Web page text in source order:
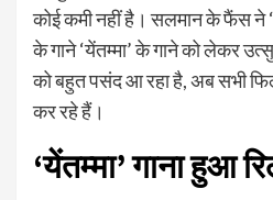
कोई कमी नहीं है। सलमान के फैंस ने
के गाने ‘येंतम्मा’ के गाने को लेकर
को बहुत पसंद आ रहा है, अब सभी
कर रहे हैं।
‘येंतम्मा’ गाना हुआ